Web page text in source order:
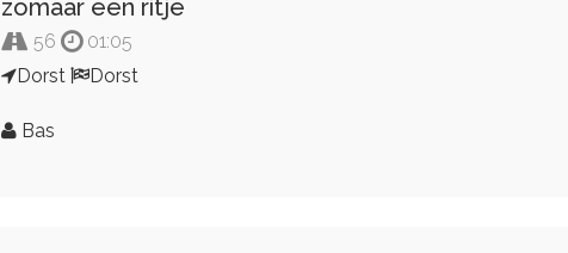
zomaar een ritje
56
01:05
Dorst
Dorst
Bas